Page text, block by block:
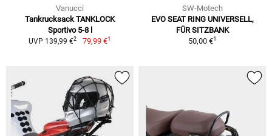
Vanucci
Tankrucksack TANKLOCK
Sportivo 5-8 l
UVP 139,99 €2 79,99 €1
SW-Motech
EVO SEAT RING UNIVERSELL,
FÜR SITZBANK
50,00 €1